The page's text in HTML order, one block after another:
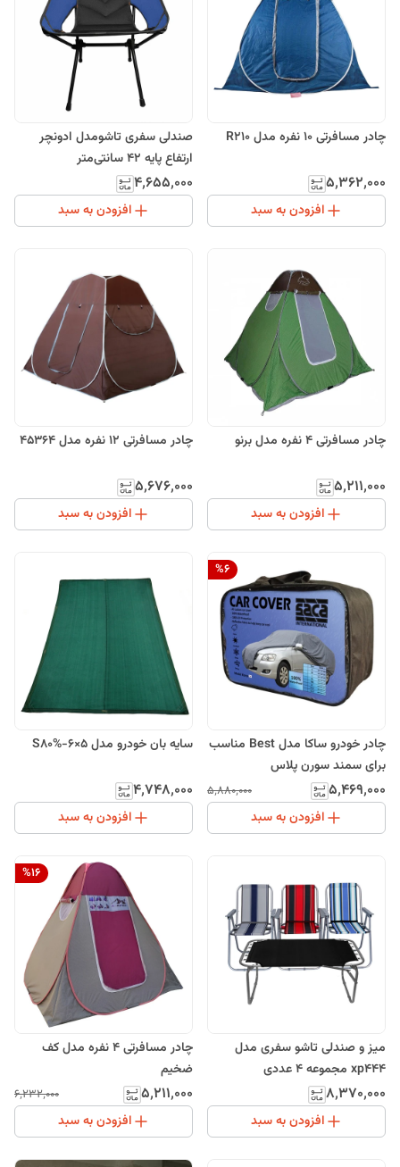
چادر مسافرتی 10 نفره مدل R210
۵٬۳۶۲٬۰۰۰
افزودن به سبد
صندلی سفری تاشومدل ادونچر
ارتفاع پایه 42 سانتی‌متر
۴٬۶۵۵٬۰۰۰
افزودن به سبد
چادر مسافرتی 4 نفره مدل برنو
۵٬۲۱۱٬۰۰۰
افزودن به سبد
چادر مسافرتی 12 نفره مدل 45364
۵٬۶۷۶٬۰۰۰
افزودن به سبد
%6
چادر خودرو ساکا مدل Best مناسب
برای سمند سورن پلاس
۵٬۴۶۹٬۰۰۰ ۵٬۸۸۰٬۰۰۰
افزودن به سبد
سایه بان خودرو مدل S80%-6×5
۴٬۷۴۸٬۰۰۰
افزودن به سبد
میز و صندلی تاشو سفری مدل
xp444 مجموعه 4 عددی
۸٬۳۷۰٬۰۰۰
افزودن به سبد
%16
چادر مسافرتی 4 نفره مدل کف
ضخیم
۵٬۲۱۱٬۰۰۰ ۶٬۲۳۲٬۰۰۰
افزودن به سبد